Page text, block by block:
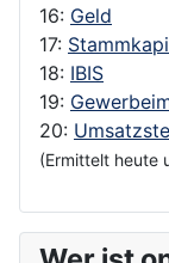
16: Geld
17:
18: IBIS
19:
20:
(Ermittelt heute